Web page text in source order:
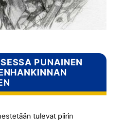
PUNAINEN
tulevat piirin